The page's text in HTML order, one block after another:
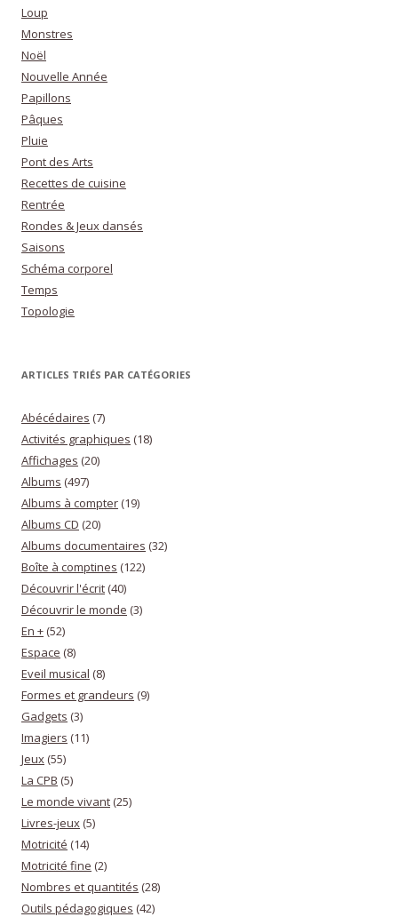
Loup
Monstres
Noël
Nouvelle Année
Papillons
Pâques
Pluie
Pont des Arts
Recettes de cuisine
Rentrée
Rondes & Jeux dansés
Saisons
Schéma corporel
Temps
Topologie
ARTICLES TRIÉS PAR CATÉGORIES
Abécédaires (7)
Activités graphiques (18)
Affichages (20)
Albums (497)
Albums à compter (19)
Albums CD (20)
Albums documentaires (32)
Boîte à comptines (122)
Découvrir l'écrit (40)
Découvrir le monde (3)
En + (52)
Espace (8)
Eveil musical (8)
Formes et grandeurs (9)
Gadgets (3)
Imagiers (11)
Jeux (55)
La CPB (5)
Le monde vivant (25)
Livres-jeux (5)
Motricité (14)
Motricité fine (2)
Nombres et quantités (28)
Outils pédagogiques (42)